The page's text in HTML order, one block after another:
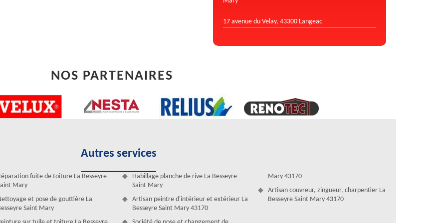
à La Besseyre Saint Mary
à enlever les mousses qui s’entassent sur la surface. Ces
pour épargner son envahissement précoce. En activité pour toute
David met en place des services de qualité auxquels vous pouvez
17 avenue du Velay, 43300 Langeac
NOS PARTENAIRES
Autres services
fuite de toiture La Besseyre
Mary
et pose de gouttière La
Saint Mary
Habillage planche de rive La Besseyre
Saint Mary
Artisan peintre d'intérieur et extérieur La
Besseyre Saint Mary 43170
Mary 43170
Artisan couvreur, zingueur, charpentier La
Besseyre Saint Mary 43170